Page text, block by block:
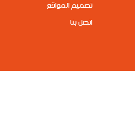
تصميم المواقع
اتصل بنا